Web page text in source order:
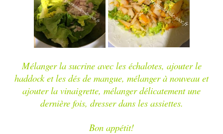
Mélanger la sucrine avec les échalotes, ajouter le
haddock et les dés de mangue, mélanger à nouveau et
ajouter la vinaigrette, mélanger délicatement une
dernière fois, dresser dans les assiettes.
Bon appétit!